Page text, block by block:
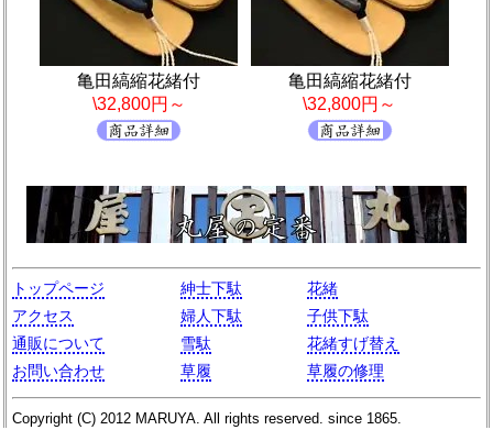
亀田縞縮花緒付
\32,800円～
亀田縞縮花緒付
\32,800円～
トップページ
アクセス
通販について
お問い合わせ
紳士下駄
婦人下駄
雪駄
草履
花緒
子供下駄
花緒すげ替え
草履の修理
Copyright (C) 2012 MARUYA . All rights reserved. since 1865.